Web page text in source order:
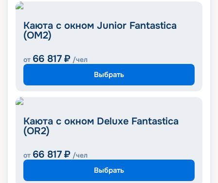
Каюта с окном Junior Fantastica
(OM2)
от 66 817 ₽ /чел
Выбрать
Каюта с окном Deluxe Fantastica
(OR2)
от 66 817 ₽ /чел
Выбрать